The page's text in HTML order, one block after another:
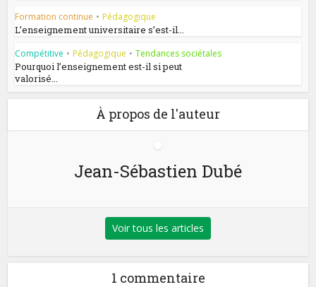
Formation continue • Pédagogique
L’enseignement universitaire s’est-il...
Compétitive • Pédagogique • Tendances sociétales
Pourquoi l’enseignement est-il si peut
valorisé...
À propos de l'auteur
Jean-Sébastien Dubé
Voir tous les articles
1 commentaire